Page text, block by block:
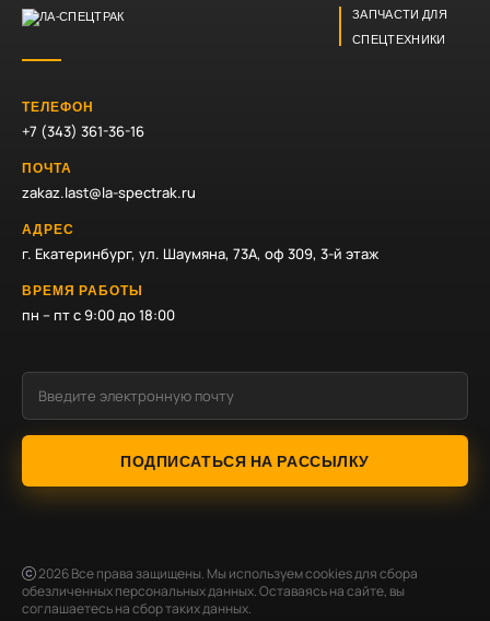
ЗАПЧАСТИ ДЛЯ
СПЕЦТЕХНИКИ
ТЕЛЕФОН
+7 (343) 361-36-16
ПОЧТА
zakaz.last@la-spectrak.ru
АДРЕС
г. Екатеринбург, ул. Шаумяна, 73А, оф 309, 3-й этаж
ВРЕМЯ РАБОТЫ
пн – пт с 9:00 до 18:00
ПОДПИСАТЬСЯ НА РАССЫЛКУ
2026Все права защищены. Мы используем cookies для сбора
обезличенных персональных данных. Оставаясь на сайте, вы
соглашаетесь на сбор таких данных.